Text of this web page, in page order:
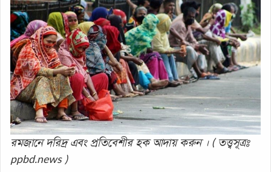
রমজানে দরিদ্র এবং প্রতিবেশীর হক আদায় করুন । ( তত্ত্বসূত্রঃ
ppbd.news )